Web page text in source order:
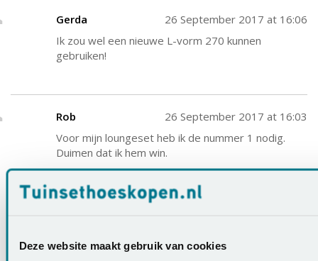
Deze website maakt gebruik van cookies
Gerda
26 September 2017 at 16:06
Ik zou wel een nieuwe L-vorm 270 kunnen
gebruiken!
Rob
26 September 2017 at 16:03
Voor mijn loungeset heb ik de nummer 1 nodig.
Duimen dat ik hem win.